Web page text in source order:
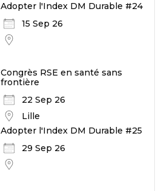
Adopter l'Index DM Durable #24
15 Sep 26
Congrès RSE en santé sans
frontière
22 Sep 26
Lille
Adopter l'Index DM Durable #25
29 Sep 26